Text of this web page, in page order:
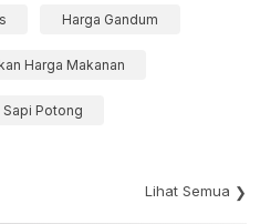
Harga Gandum
Harga Makanan
Sapi Potong
Lihat Semua